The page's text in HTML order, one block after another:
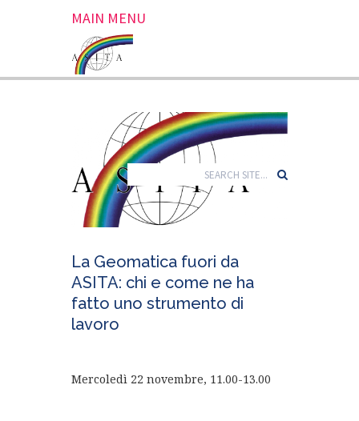
MAIN MENU
La Geomatica fuori da
ASITA: chi e come ne ha
fatto uno strumento di
lavoro
Mercoledì 22 novembre, 11.00-13.00